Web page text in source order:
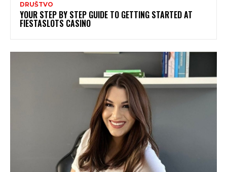
DRUŠTVO
YOUR STEP BY STEP GUIDE TO GETTING STARTED AT
FIESTASLOTS CASINO